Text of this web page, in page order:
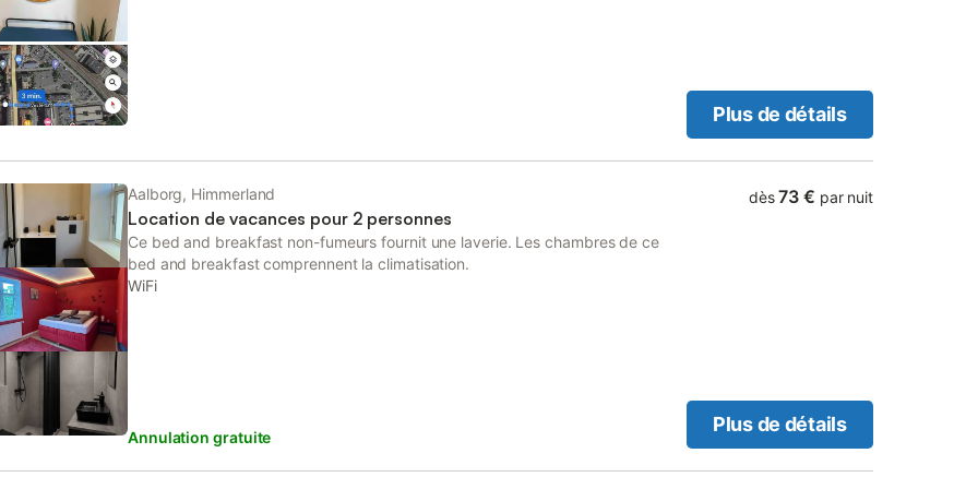
Plus de détails
Aalborg, Himmerland
Location de vacances pour 2 personnes
Ce bed and breakfast non-fumeurs fournit une laverie. Les chambres de ce
bed and breakfast comprennent la climatisation.
WiFi
Annulation gratuite
dès 73 € par nuit
Plus de détails